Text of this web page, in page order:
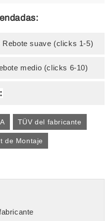
Rebote suave (clicks 1-5)
medio (clicks 6-10)
TÜV del fabricante
de Montaje